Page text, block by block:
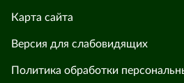
Карта сайта
Версия для слабовидящих
Политика обработки